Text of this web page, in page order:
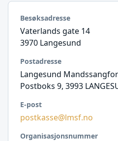
Besøksadresse
Vaterlands gate 14
3970 Langesund
Postadresse
Langesund
Postboks 9, 3993
E-post
postkasse@lmsf.no
Organisasjonsnummer